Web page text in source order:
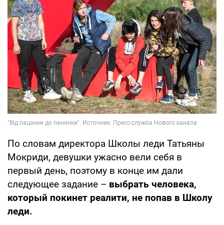
По словам директора Школы леди Татьяны
Мокриди, девушки ужасно вели себя в
первый день, поэтому в конце им дали
следующее задание – выбрать человека,
который покинет реалити, не попав в Школу
леди.